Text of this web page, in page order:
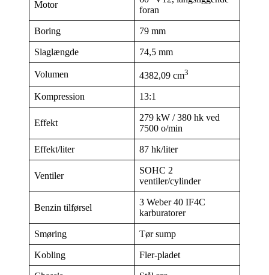
Motor
foran
Boring 79 mm
Slaglængde 74,5 mm
Volumen 4382,09 cm3
Kompression 13:1
Effekt
279 kW / 380 hk ved
7500 o/min
Effekt/liter 87 hk/liter
Ventiler
SOHC 2
ventiler/cylinder
Benzin tilførsel
3 Weber 40 IF4C
karburatorer
Smøring Tør sump
Kobling Fler-pladet